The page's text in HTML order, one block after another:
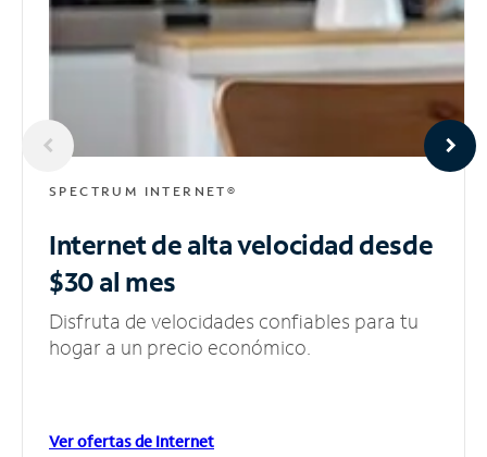
SPECTRUM INTERNET®
Internet de alta velocidaddesde
$30 al mes
Disfruta de velocidades confiables para tu
hogar a un precio económico.
Ver ofertas de Internet